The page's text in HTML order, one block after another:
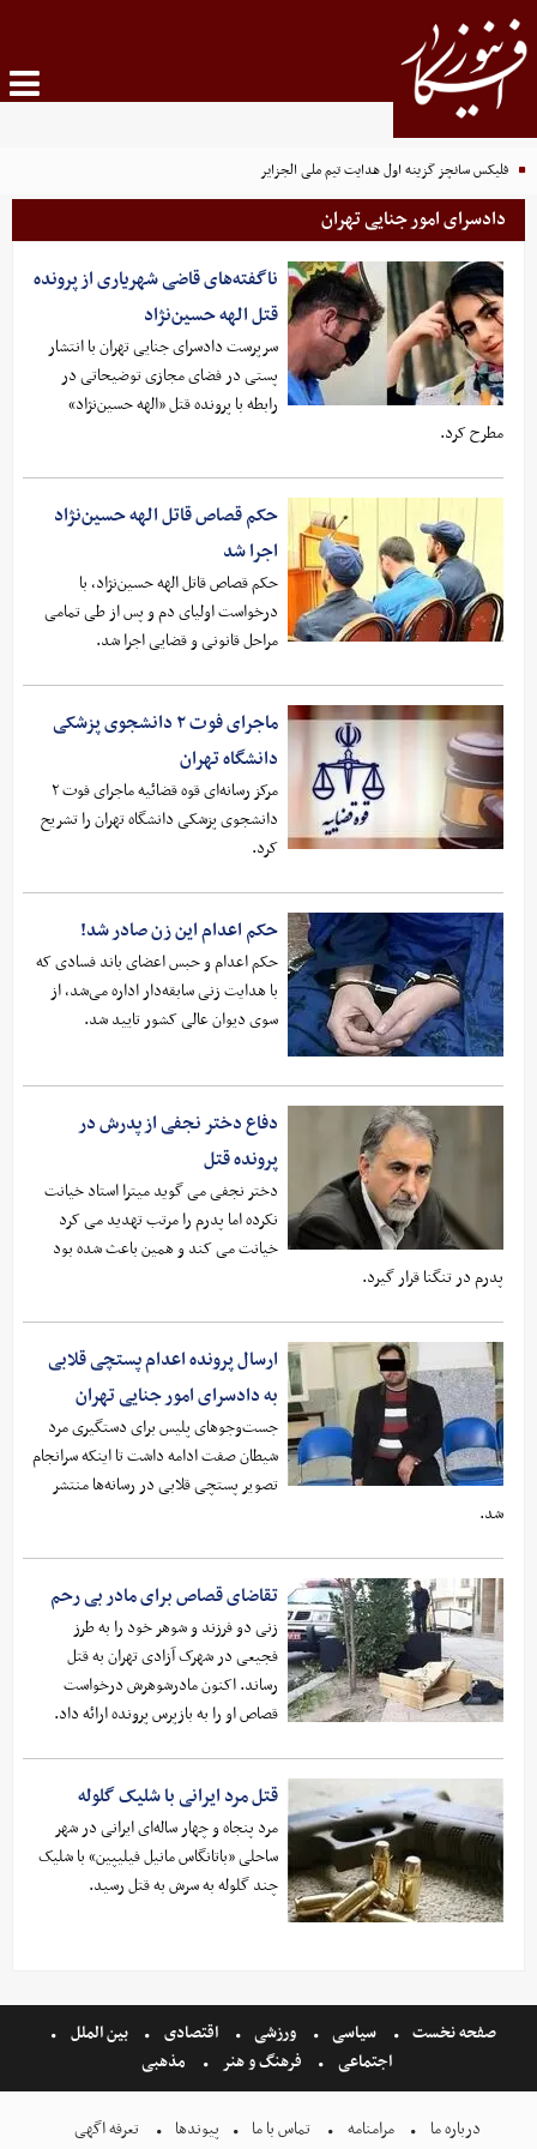
فلیکس سانچز گزینه اول هدایت تیم ملی الجزایر
دادسرای امور جنایی تهران
ناگفته‌های قاضی شهریاری از پرونده
قتل الهه حسین‌نژاد
سرپرست دادسرای جنایی تهران با انتشار
پستی در فضای مجازی توضیحاتی در
رابطه با پرونده قتل «الهه حسین‌نژاد»
مطرح کرد.
حکم قصاص قاتل الهه حسین‌نژاد
اجرا شد
حکم قصاص قاتل الهه حسین‌نژاد، با
درخواست اولیای دم و پس از طی تمامی
مراحل قانونی و قضایی اجرا شد.
ماجرای فوت ۲ دانشجوی پزشکی
دانشگاه تهران
مرکز رسانه‌ای قوه قضائیه ماجرای فوت ۲
دانشجوی پزشکی دانشگاه تهران را تشریح
کرد.
حکم اعدام این زن صادر شد!
حکم اعدام و حبس اعضای باند فسادی که
با هدایت زنی سابقه‌دار اداره می‌شد، از
سوی دیوان عالی کشور تایید شد.
دفاع دختر نجفی از پدرش در
پرونده قتل
دختر نجفی می گوید میترا استاد خیانت
نکرده اما پدرم را مرتب تهدید می کرد
خیانت می کند و همین باعث شده بود
پدرم در تنگنا قرار گیرد.
ارسال پرونده اعدام پستچی قلابی
به دادسرای امور جنایی تهران
جست‌و‌جوهای پلیس برای دستگیری مرد
شیطان صفت ادامه داشت تا اینکه سرانجام
تصویر پستچی قلابی در رسانه‌ها منتشر
شد.
تقاضای قصاص برای مادر بی رحم
زنی دو فرزند و شوهر خود را به طرز
فجیعی در شهرک آزادی تهران به قتل
رساند. اکنون مادرشوهرش درخواست
قصاص او را به بازپرس پرونده ارائه داد.
قتل مرد ایرانی با شلیک گلوله
مرد پنجاه و چهار ساله‌ای ایرانی در شهر
ساحلی «باتانگاس مانیل فیلیپین» با شلیک
چند گلوله به سرش به قتل رسید.
صفحه نخست سیاسی ورزشی اقتصادی
بین الملل
اجتماعی
فرهنگ و هنر مذهبی
درباره ما مرامنامه تماس با ما پیوندها تعرفه اگهی